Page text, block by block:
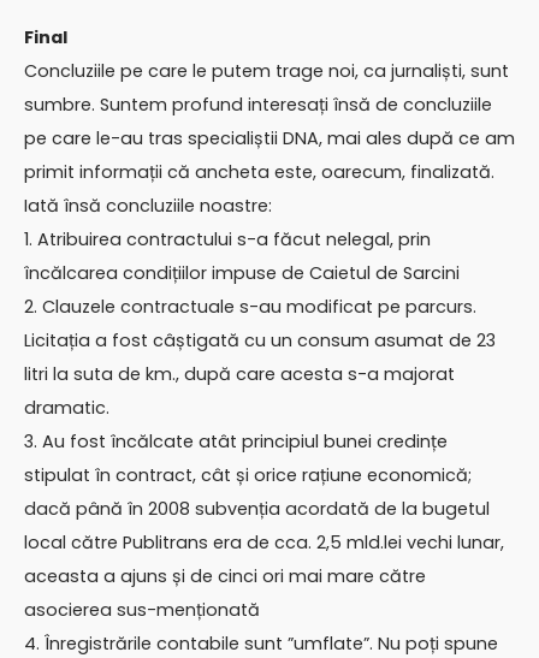
Final
Concluziile pe care le putem trage noi, ca jurnaliști, sunt
sumbre. Suntem profund interesați însă de concluziile
pe care le-au tras specialiștii DNA, mai ales după ce am
primit informații că ancheta este, oarecum, finalizată.
Iată însă concluziile noastre:
1. Atribuirea contractului s-a făcut nelegal, prin
încălcarea condițiilor impuse de Caietul de Sarcini
2. Clauzele contractuale s-au modificat pe parcurs.
Licitația a fost câștigată cu un consum asumat de 23
litri la suta de km., după care acesta s-a majorat
dramatic.
3. Au fost încălcate atât principiul bunei credințe
stipulat în contract, cât și orice rațiune economică;
dacă până în 2008 subvenția acordată de la bugetul
local către Publitrans era de cca. 2,5 mld.lei vechi lunar,
aceasta a ajuns și de cinci ori mai mare către
asocierea sus-menționată
4. Înregistrările contabile sunt ”umflate”. Nu poți spune